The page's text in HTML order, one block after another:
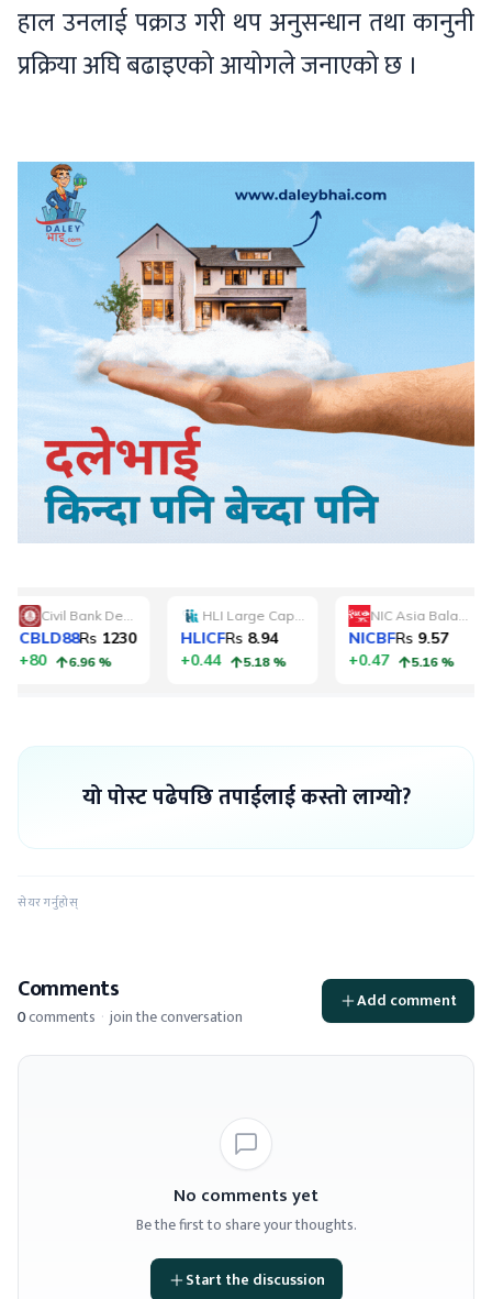
हाल उनलाई पक्राउ गरी थप अनुसन्धान तथा कानुनी
प्रक्रिया अघि बढाइएको आयोगले जनाएको छ ।
यो पोस्ट पढेपछि तपाईलाई कस्तो लाग्यो?
सेयर गर्नुहोस्
Comments
0comments · join the conversation
Add comment
No comments yet
Be the first to share your thoughts.
Start the discussion